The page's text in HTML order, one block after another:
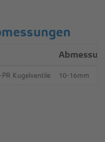
Kugelventile 10-16mm